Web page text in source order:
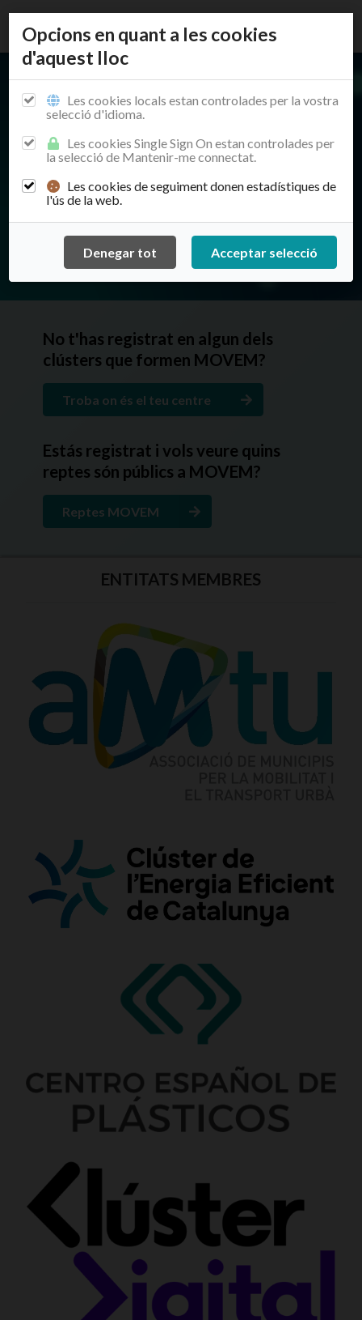
Ets un
estudiant?
No t'has registrat en algun dels
clústers que formen MOVEM?
Troba on és el teu centre
Estás registrat i vols veure quins
reptes són públics a MOVEM?
Reptes MOVEM
ENTITATS MEMBRES
Opcions en quant a les cookies
d'aquest lloc
Les cookies locals estan controlades per la vostra
selecció d'idioma.
Les cookies Single Sign On estan controlades per
la selecció de Mantenir-me connectat.
Les cookies de seguiment donen estadístiques de
l'ús de la web.